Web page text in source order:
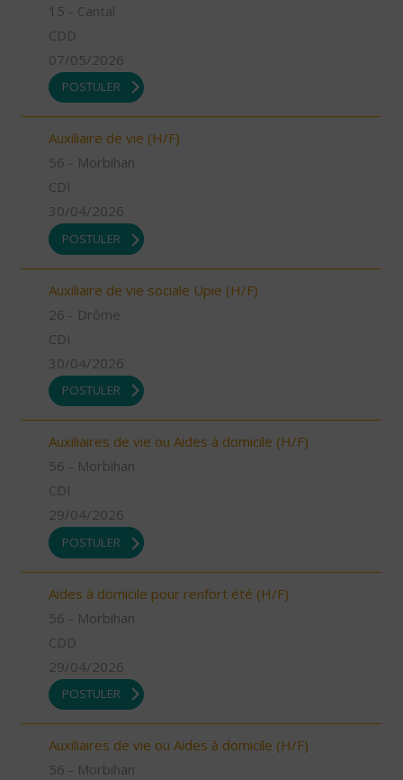
15 - Cantal
CDD
07/05/2026
POSTULER
Auxiliaire de vie (H/F)
56 - Morbihan
CDI
30/04/2026
POSTULER
Auxiliaire de vie sociale Upie (H/F)
26 - Drôme
CDI
30/04/2026
POSTULER
Auxiliaires de vie ou Aides à domicile (H/F)
56 - Morbihan
CDI
29/04/2026
POSTULER
Aides à domicile pour renfort été (H/F)
56 - Morbihan
CDD
29/04/2026
POSTULER
Auxiliaires de vie ou Aides à domicile (H/F)
56 - Morbihan